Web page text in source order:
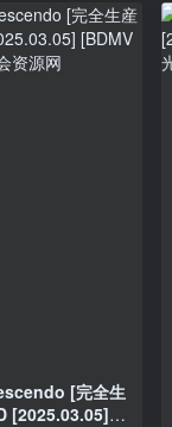
[完全生
[2025.03.05]